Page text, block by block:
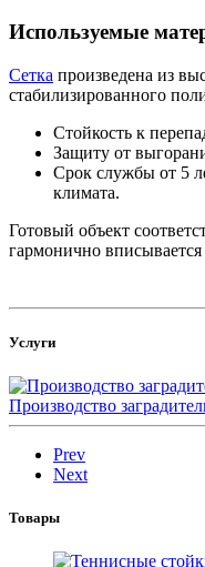
Используемые
Сетка произведена из
стабилизированного
Стойкость к
Защиту от
Срок службы от 5
климата.
Готовый объект
гармонично
Услуги
Производство
Prev
Next
Товары